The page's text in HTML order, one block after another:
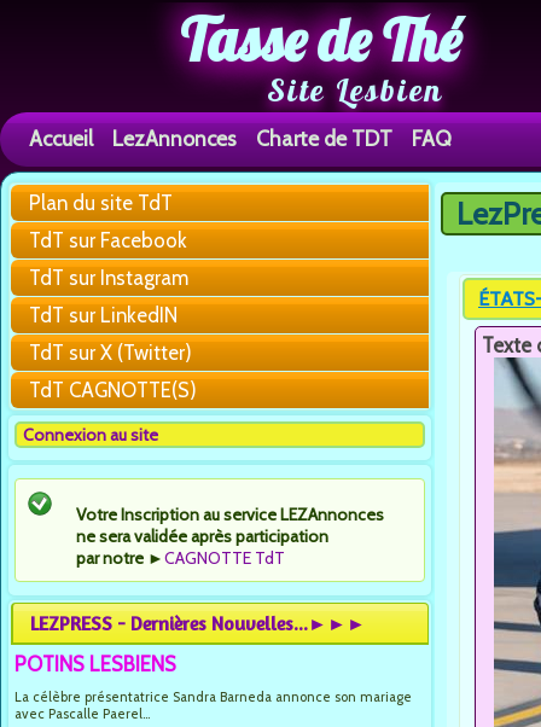
Tasse de Thé
Site Lesbien
Accueil LezAnnonces Charte de TDT FAQ
Plan du site TdT
TdT sur Facebook
TdT sur Instagram
TdT sur LinkedIN
TdT sur X (Twitter)
TdT CAGNOTTE(S)
Connexion au site
Votre Inscription au service LEZAnnonces
ne sera validée après participation
par notre ►CAGNOTTE TdT
LEZPRESS - Dernières Nouvelles...►►►
POTINS LESBIENS
La célèbre présentatrice Sandra Barneda annonce son mariage
avec Pascalle Paerel...
Vous
Texte